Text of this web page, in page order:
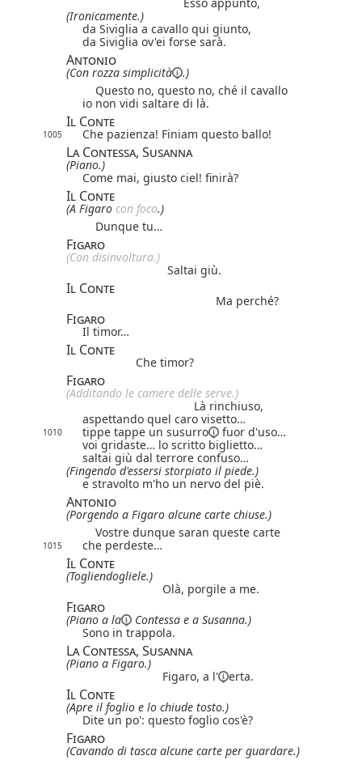
(Ironicamente.)
da Siviglia a cavallo qui giunto,
da Siviglia ov'ei forse sarà.
Antonio
(Con rozza simplicità
.)
Questo no, questo no, ché il cavallo
io non vidi saltare di là.
Il Conte
1005 Che pazienza! Finiam questo ballo!
La Contessa, Susanna
(Piano.)
Come mai, giusto ciel! finirà?
Il Conte
(A Figaro con foco.)
Dunque tu…
Figaro
(Con disinvoltura.)
Saltai giù.
Il Conte
Ma perché?
Figaro
Il timor…
Il Conte
Che timor?
Figaro
(Additando le camere delle serve.)
Là rinchiuso,
aspettando quel caro visetto…
1010 tippe tappe un susurro
fuor d'uso…
voi gridaste… lo scritto biglietto…
saltai giù dal terrore confuso…
(Fingendo d'essersi storpiato il piede.)
e stravolto m'ho un nervo del piè.
Antonio
(Porgendo a Figaro alcune carte chiuse.)
Vostre dunque saran queste carte
1015 che perdeste…
Il Conte
(Togliendogliele.)
Olà, porgile a me.
Figaro
(Piano a la
Contessa e a Susanna.)
Sono in trappola.
La Contessa, Susanna
(Piano a Figaro.)
Figaro, a l' erta.
Il Conte
(Apre il foglio e lo chiude tosto.)
Dite un po': questo foglio cos'è?
Figaro
(Cavando di tasca alcune carte per guardare.)